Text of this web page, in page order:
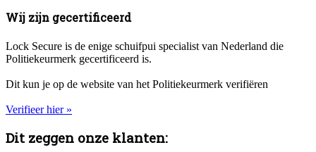
Wij zijn gecertificeerd
Lock Secure is de enige schuifpui specialist van Nederland die
Politiekeurmerk gecertificeerd is.
Dit kun je op de website van het Politiekeurmerk verifiëren
Verifieer hier »
Dit zeggen onze klanten: